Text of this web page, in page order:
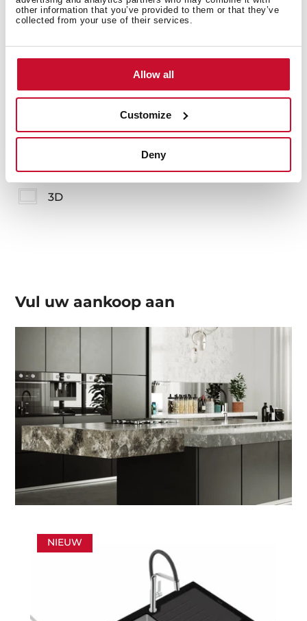
other information that you’ve provided to them or that they’ve
collected from your use of their services.
Allow all
Customize
Deny
Meer informatie
Handleidingen
Productkaart
Hoge resolutie afbeeldingen
3D
Vul uw aankoop aan
NIEUW